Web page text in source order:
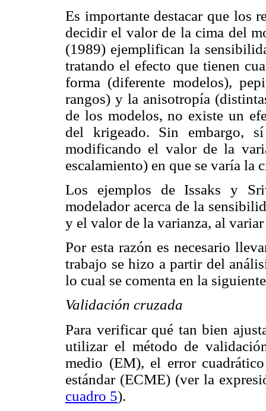
Es importante destacar que los
decidir el valor de la cima del
(1989) ejemplifican la
tratando el efecto que tienen
forma (diferente modelos),
rangos) y la anisotropía
de los modelos, no existe un
del krigeado. Sin embargo,
modificando el valor de la
escalamiento) en que se varía la
Los ejemplos de Issaks y
modelador acerca de la
y el valor de la varianza, al
Por esta razón es necesario
trabajo se hizo a partir del
lo cual se comenta en la
Validación cruzada
Para verificar qué tan bien
utilizar el método de
medio (EM), el error
estándar (ECME) (ver la
cuadro 5).